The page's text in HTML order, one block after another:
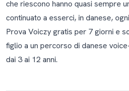
che riescono hanno quasi sempre
continuato a esserci, in danese,
Prova Voiczy gratis per 7 giorni e
figlio a un percorso di danese
dai 3 ai 12 anni.